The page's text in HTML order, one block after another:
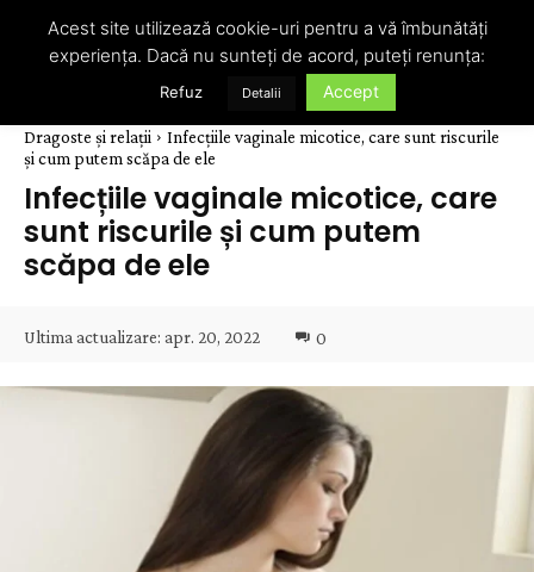
Dragoste și relații
Infecțiile vaginale micotice, care sunt riscurile
și cum putem scăpa de ele
Infecțiile vaginale micotice, care
sunt riscurile și cum putem
scăpa de ele
Ultima actualizare: apr. 20, 2022 0
Acest site utilizează cookie-uri pentru a vă îmbunătăți
experiența. Dacă nu sunteți de acord, puteți renunța:
Refuz Detalii Accept